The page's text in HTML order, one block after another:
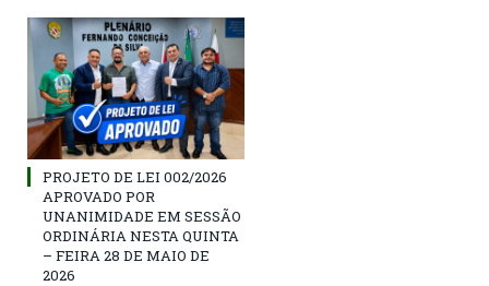
PROJETO DE LEI 002/2026
APROVADO POR
UNANIMIDADE EM SESSÃO
ORDINÁRIA NESTA QUINTA
– FEIRA 28 DE MAIO DE
2026